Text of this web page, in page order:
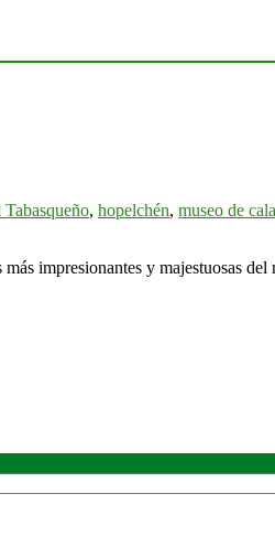
Tabasqueño, hopelchén, museo de
impresionantes y majestuosas